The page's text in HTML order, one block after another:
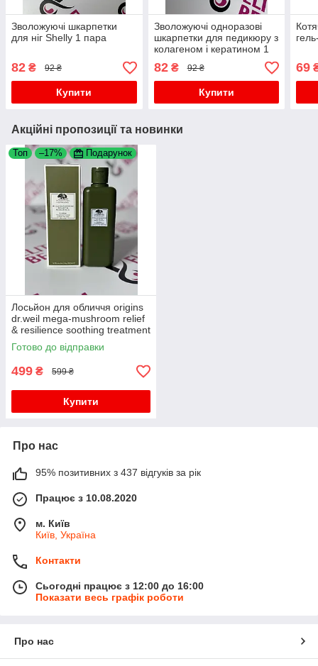
Зволожуючі шкарпетки
для ніг Shelly 1 пара
82 ₴ 92 ₴
Купити
Зволожуючі одноразові
шкарпетки для педикюру з
колагеном і кератином 1
пара
82₴ 92 ₴
Купити
69
Акційні пропозиції та новинки
Топ –17% Подарунок
Лосьйон для обличчя origins
dr.weil mega-mushroom relief
& resilience soothing treatment
lotion
Готово до відправки
499 ₴ 599 ₴
Купити
Про нас
95% позитивних з 437 відгуків за рік
Працює з 10.08.2020
м. Київ
Київ, Україна
Контакти
Сьогодні працює з 12:00 до 16:00
Показати весь графік роботи
Про нас